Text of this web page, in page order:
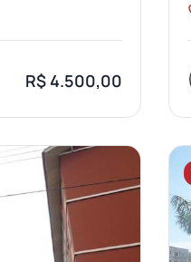
R$ 4.500,00